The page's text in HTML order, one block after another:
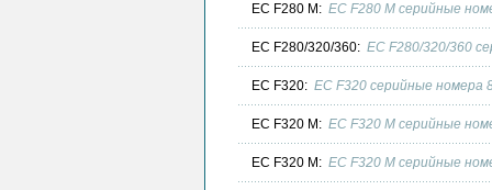
EC F280 M: EC F280 M серийные
EC F280/320/360: EC F280/320/360
EC F320: EC F320 серийные номера
EC F320 M: EC F320 M серийные
EC F320 M: EC F320 M серийные